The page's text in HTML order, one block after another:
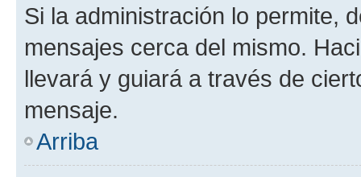
Si la administración lo permite,
mensajes cerca del mismo.
llevará y guiará a través de
mensaje.
Arriba